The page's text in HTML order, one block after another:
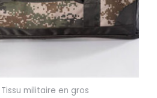
Tissu militaire en gros